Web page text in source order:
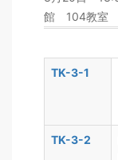
館 104教室
TK-3-1
TK-3-2